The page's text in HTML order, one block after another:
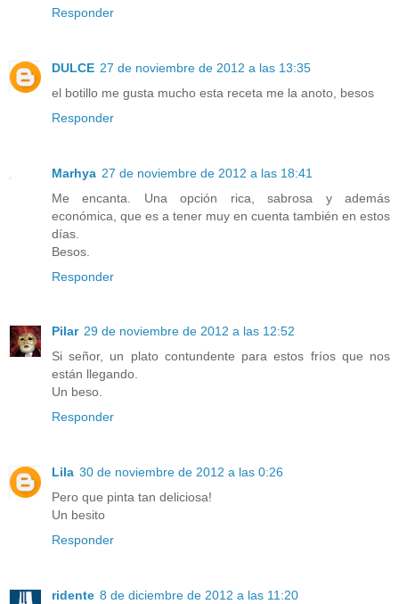
Responder
DULCE 27 de noviembre de 2012 a las 13:35
el botillo me gusta mucho esta receta me la anoto, besos
Responder
Marhya 27 de noviembre de 2012 a las 18:41
Me encanta. Una opción rica, sabrosa y además
económica, que es a tener muy en cuenta también en estos
días.
Besos.
Responder
Pilar 29 de noviembre de 2012 a las 12:52
Si señor, un plato contundente para estos fríos que nos
están llegando.
Un beso.
Responder
Lila 30 de noviembre de 2012 a las 0:26
Pero que pinta tan deliciosa!
Un besito
Responder
ridente 8 de diciembre de 2012 a las 11:20